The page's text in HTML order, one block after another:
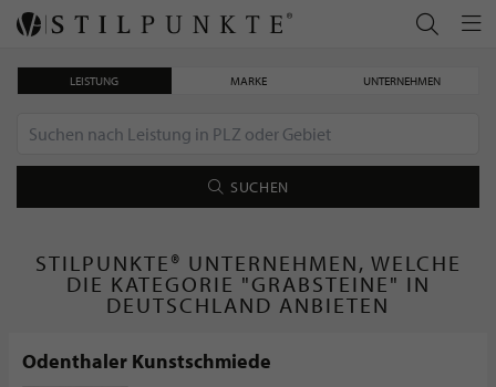
LEISTUNG MARKE UNTERNEHMEN
SUCHEN
STILPUNKTE® UNTERNEHMEN, WELCHE
DIE KATEGORIE "GRABSTEINE" IN
DEUTSCHLAND ANBIETEN
Odenthaler Kunstschmiede